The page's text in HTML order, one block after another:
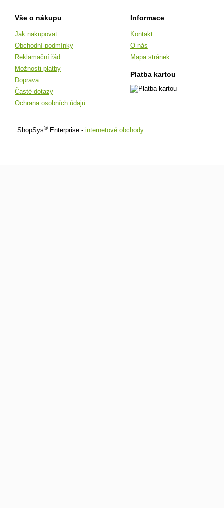
Vše o nákupu
Jak nakupovat
Obchodní podmínky
Reklamační řád
Možnosti platby
Doprava
Časté dotazy
Ochrana osobních údajů
Informace
Kontakt
O nás
Mapa stránek
Platba kartou
ShopSys® Enterprise - internetové obchody